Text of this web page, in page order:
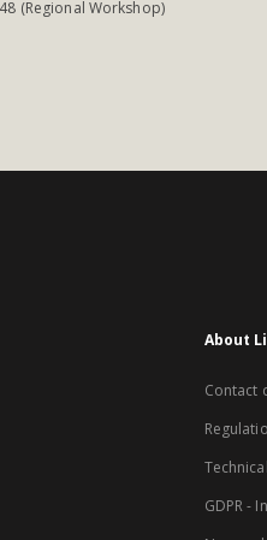
(Regional Workshop)
About
Contact
GDPR -